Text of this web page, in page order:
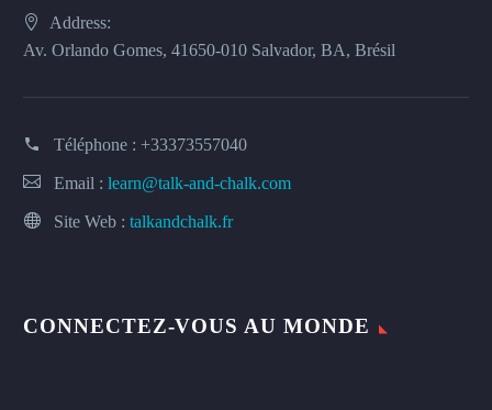
Address:
Av. Orlando Gomes, 41650-010 Salvador, BA, Brésil
Téléphone : +33373557040
Email : learn@talk-and-chalk.com
Site Web : talkandchalk.fr
CONNECTEZ-VOUS AU MONDE